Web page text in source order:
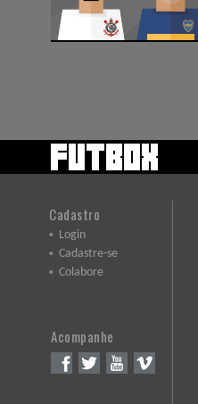
Cadastro
Login
Cadastre-se
Colabore
Acompanhe